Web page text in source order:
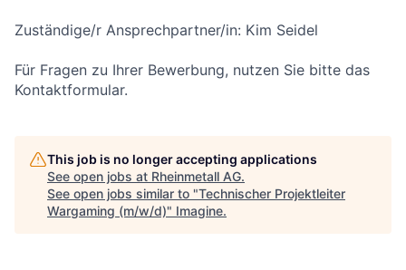
Zuständige/r Ansprechpartner/in: Kim Seidel
Für Fragen zu Ihrer Bewerbung, nutzen Sie bitte das
Kontaktformular.
This job is no longer accepting applications
See open jobs at Rheinmetall AG.
See open jobs similar to "Technischer Projektleiter
Wargaming (m/w/d)" Imagine.